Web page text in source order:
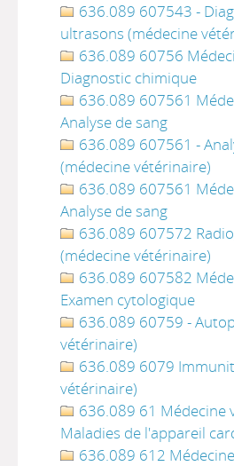
636.089 607543 -
ultrasons (médecine
636.089 60756
Diagnostic chimique
636.089 607561
Analyse de sang
636.089 607561 -
(médecine vétérinaire)
636.089 607561
Analyse de sang
636.089 607572
(médecine vétérinaire)
636.089 607582
Examen cytologique
636.089 60759 -
vétérinaire)
636.089 6079
vétérinaire)
636.089 61 Médecine
Maladies de l'appareil
636.089 612